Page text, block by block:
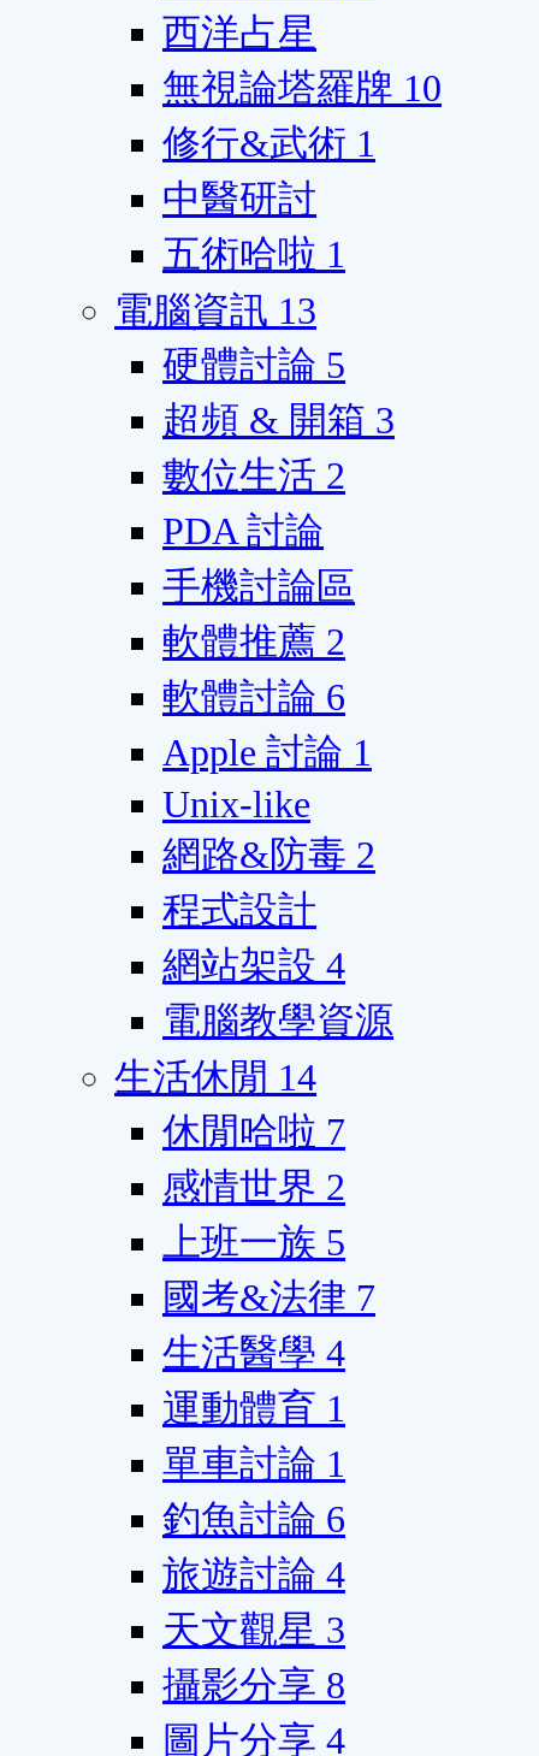
西洋占星
無視論塔羅牌 10
修行&武術 1
中醫研討
五術哈啦 1
電腦資訊 13
硬體討論 5
超頻 & 開箱 3
數位生活 2
PDA 討論
手機討論區
軟體推薦 2
軟體討論 6
Apple 討論 1
Unix-like
網路&防毒 2
程式設計
網站架設 4
電腦教學資源
生活休閒 14
休閒哈啦 7
感情世界 2
上班一族 5
國考&法律 7
生活醫學 4
運動體育 1
單車討論 1
釣魚討論 6
旅遊討論 4
天文觀星 3
攝影分享 8
圖片分享 4